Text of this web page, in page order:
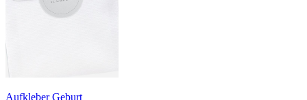
Aufkleber Geburt